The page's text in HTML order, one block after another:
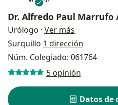
Dr. Alfredo Paul Marrufo
Urólogo · Ver más
Surquillo 1 dirección
Núm. Colegiado: 061764
5 opinión
Datos de